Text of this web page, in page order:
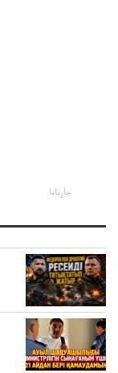
جارناما